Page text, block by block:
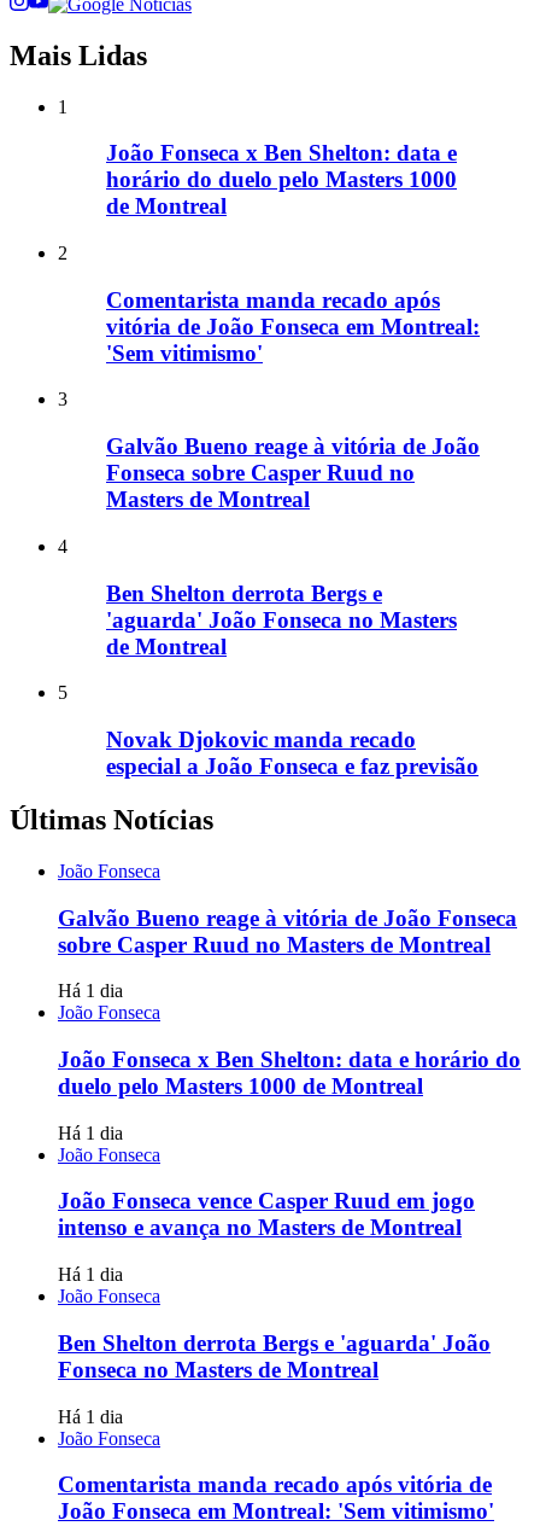
Mais Lidas
1
João Fonseca x Ben Shelton: data e
horário do duelo pelo Masters 1000
de Montreal
2
Comentarista manda recado após
vitória de João Fonseca em Montreal:
'Sem vitimismo'
3
Galvão Bueno reage à vitória de João
Fonseca sobre Casper Ruud no
Masters de Montreal
4
Ben Shelton derrota Bergs e
'aguarda' João Fonseca no Masters
de Montreal
5
Novak Djokovic manda recado
especial a João Fonseca e faz previsão
Últimas Notícias
João Fonseca
Galvão Bueno reage à vitória de João Fonseca
sobre Casper Ruud no Masters de Montreal
Há 1 dia
João Fonseca
João Fonseca x Ben Shelton: data e horário do
duelo pelo Masters 1000 de Montreal
Há 1 dia
João Fonseca
João Fonseca vence Casper Ruud em jogo
intenso e avança no Masters de Montreal
Há 1 dia
João Fonseca
Ben Shelton derrota Bergs e 'aguarda' João
Fonseca no Masters de Montreal
Há 1 dia
João Fonseca
Comentarista manda recado após vitória de
João Fonseca em Montreal: 'Sem vitimismo'